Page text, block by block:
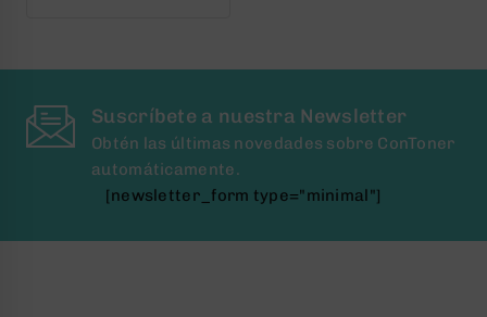
Suscríbete a nuestra Newsletter
Obtén las últimas novedades sobre ConToner
automáticamente.
[newsletter_form type="minimal"]